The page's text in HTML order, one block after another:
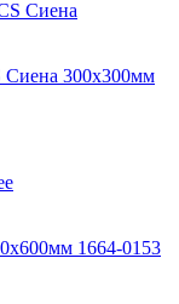
Сиена 300x300мм